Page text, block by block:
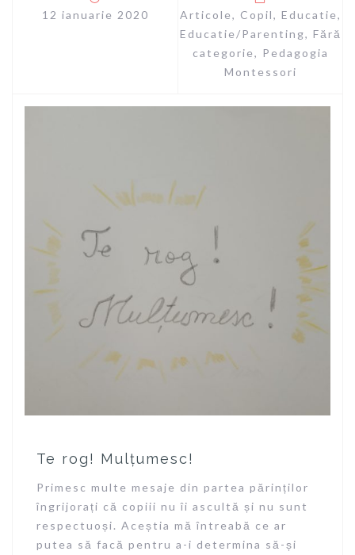
12 ianuarie 2020 Articole, Copil, Educatie,
Educatie/Parenting, Fără
categorie, Pedagogia
Montessori
Te rog! Mulțumesc!
Primesc multe mesaje din partea părinților
îngrijorați că copiii nu îi ascultă și nu sunt
respectuoși. Aceștia mă întreabă ce ar
putea să facă pentru a-i determina să-și